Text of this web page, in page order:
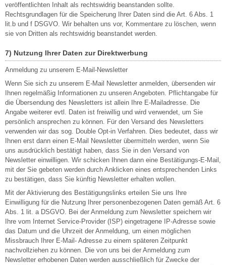
veröffentlichten Inhalt als rechtswidrig beanstanden sollte.
Rechtsgrundlagen für die Speicherung Ihrer Daten sind die Art. 6 Abs. 1
lit.b und f DSGVO. Wir behalten uns vor, Kommentare zu löschen, wenn
sie von Dritten als rechtswidrig beanstandet werden.
7) Nutzung Ihrer Daten zur Direktwerbung
Anmeldung zu unserem E-Mail-Newsletter
Wenn Sie sich zu unserem E-Mail Newsletter anmelden, übersenden wir
Ihnen regelmäßig Informationen zu unseren Angeboten. Pflichtangabe für
die Übersendung des Newsletters ist allein Ihre E-Mailadresse. Die
Angabe weiterer evtl. Daten ist freiwillig und wird verwendet, um Sie
persönlich ansprechen zu können. Für den Versand des Newsletters
verwenden wir das sog. Double Opt-in Verfahren. Dies bedeutet, dass wir
Ihnen erst dann einen E-Mail Newsletter übermitteln werden, wenn Sie
uns ausdrücklich bestätigt haben, dass Sie in den Versand von
Newsletter einwilligen. Wir schicken Ihnen dann eine Bestätigungs-E-Mail,
mit der Sie gebeten werden durch Anklicken eines entsprechenden Links
zu bestätigen, dass Sie künftig Newsletter erhalten wollen.
Mit der Aktivierung des Bestätigungslinks erteilen Sie uns Ihre
Einwilligung für die Nutzung Ihrer personenbezogenen Daten gemäß Art. 6
Abs. 1 lit. a DSGVO. Bei der Anmeldung zum Newsletter speichern wir
Ihre vom Internet Service-Provider (ISP) eingetragene IP-Adresse sowie
das Datum und die Uhrzeit der Anmeldung, um einen möglichen
Missbrauch Ihrer E-Mail- Adresse zu einem späteren Zeitpunkt
nachvollziehen zu können. Die von uns bei der Anmeldung zum
Newsletter erhobenen Daten werden ausschließlich für Zwecke der